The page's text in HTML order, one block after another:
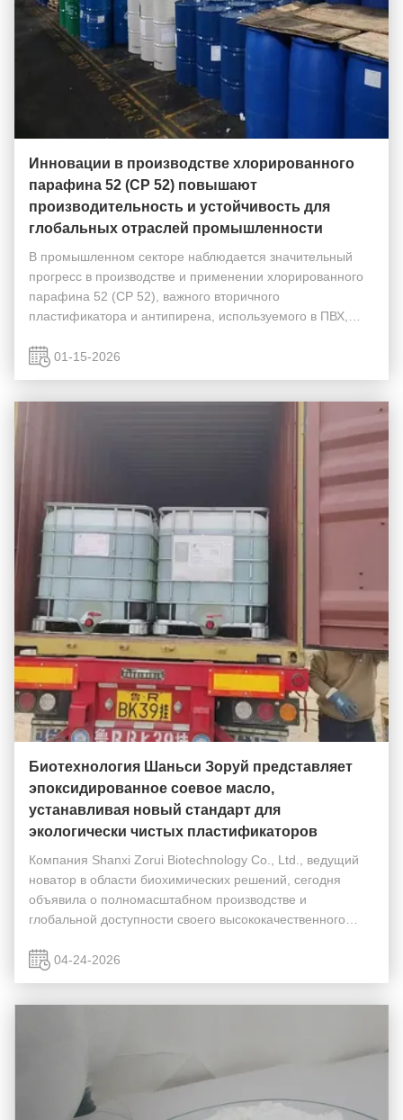
Инновации в производстве хлорированного
парафина 52 (CP 52) повышают
производительность и устойчивость для
глобальных отраслей промышленности
В промышленном секторе наблюдается значительный
прогресс в производстве и применении хлорированного
парафина 52 (CP 52), важного вторичного
пластификатора и антипирена, используемого в ПВХ,
Поскольку спрос на высокоэффективные и более
01-15-2026
Биотехнология Шаньси Зоруй представляет
эпоксидированное соевое масло,
устанавливая новый стандарт для
экологически чистых пластификаторов
Компания Shanxi Zorui Biotechnology Co., Ltd., ведущий
новатор в области биохимических решений, сегодня
объявила о полномасштабном производстве и
глобальной доступности своего высококачественного
подтверждает стремление компании предоставлять
04-24-2026